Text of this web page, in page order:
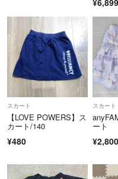
¥6,899
スカート
【LOVE POWERS】ス
カート/140
¥480
スカート
ート
¥2,800